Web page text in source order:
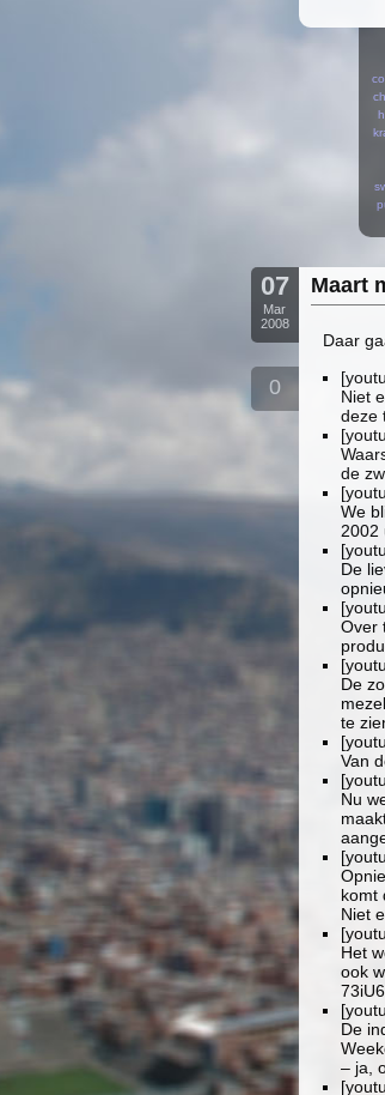
07
Mar
2008
0
Maart
Daar
Niet
deze
de
We
2002
De
Over
De
te
Van
Nu
komt
Niet
Het
ook
De
– ja,